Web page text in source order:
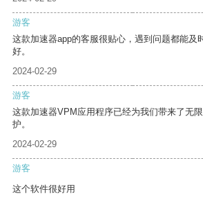
游客
这款加速器app的客服很贴心，遇到问题都能及
好。
2024-02-29
游客
这款加速器VPM应用程序已经为我们带来了无
护。
2024-02-29
游客
这个软件很好用